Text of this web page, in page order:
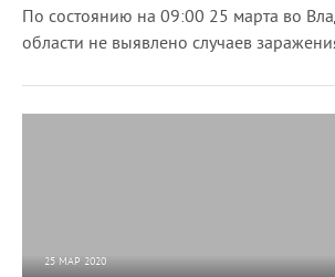
По состоянию на 09:00 25 марта во
области не выявлено случаев
25 МАР 2020